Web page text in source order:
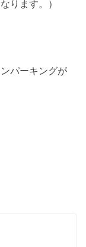
ります。）
パーキングが